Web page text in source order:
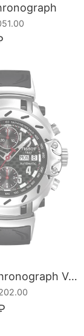
T-Race Chronograph Valjoux Automatic